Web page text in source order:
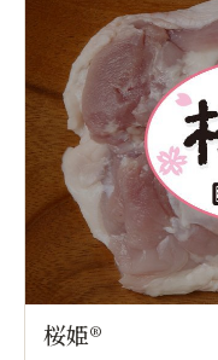
桜姫®